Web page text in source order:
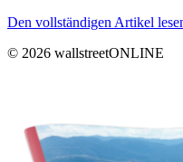
Den vollständigen Artikel
© 2026 wallstreetONLINE